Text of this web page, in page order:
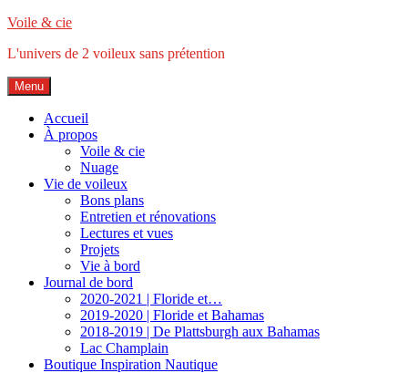
Accéder
contenu
Voile & cie
L'univers de 2 voileux sans prétention
Menu
Accueil
À propos
Voile & cie
Nuage
Vie de voileux
Bons plans
Entretien et rénovations
Lectures et vues
Projets
Vie à bord
Journal de bord
2020-2021 | Floride et…
2019-2020 | Floride et Bahamas
2018-2019 | De Plattsburgh aux Bahamas
Lac Champlain
Boutique Inspiration Nautique